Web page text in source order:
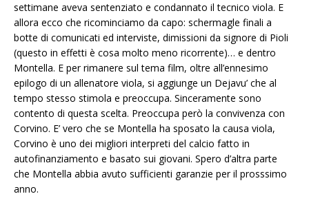
settimane aveva sentenziato e condannato il tecnico viola. E
allora ecco che ricominciamo da capo: schermagle finali a
botte di comunicati ed interviste, dimissioni da signore di Pioli
(questo in effetti è cosa molto meno ricorrente)… e dentro
Montella. E per rimanere sul tema film, oltre all’ennesimo
epilogo di un allenatore viola, si aggiunge un Dejavu’ che al
tempo stesso stimola e preoccupa. Sinceramente sono
contento di questa scelta. Preoccupa però la convivenza con
Corvino. E’ vero che se Montella ha sposato la causa viola,
Corvino è uno dei migliori interpreti del calcio fatto in
autofinanziamento e basato sui giovani. Spero d’altra parte
che Montella abbia avuto sufficienti garanzie per il prosssimo
anno.